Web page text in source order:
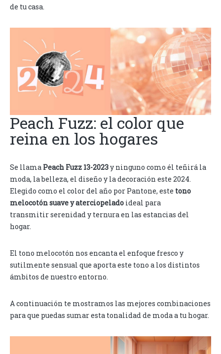
de tu casa.
Peach Fuzz: el color que
reina en los hogares
Se llama Peach Fuzz 13-2023y ninguno como él teñirá la
moda, la belleza, el diseño y la decoración este 2024.
Elegido como el color del año por Pantone, este tono
melocotón suave y aterciopelado ideal para
transmitir serenidad y ternura en las estancias del
hogar.
El tono melocotón nos encanta el enfoque fresco y
sutilmente sensual que aporta este tono a los distintos
ámbitos de nuestro entorno.
A continuación te mostramos las mejores combinaciones
para que puedas sumar esta tonalidad de moda a tu hogar.